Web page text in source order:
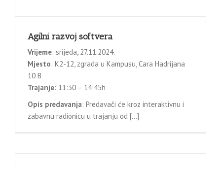
Agilni razvoj softvera
Vrijeme: srijeda, 27.11.2024.
Mjesto: K2-12, zgrada u Kampusu, Cara Hadrijana
10 B
Trajanje: 11:30 – 14:45h
Opis predavanja: Predavači će kroz interaktivnu i
zabavnu radionicu u trajanju od […]